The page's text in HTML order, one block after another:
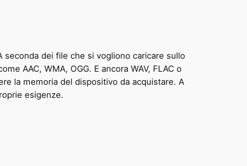
dei file che si vogliono caricare sullo
AAC, WMA, OGG. E ancora WAV, FLAC o
la memoria del dispositivo da acquistare. A
esigenze.